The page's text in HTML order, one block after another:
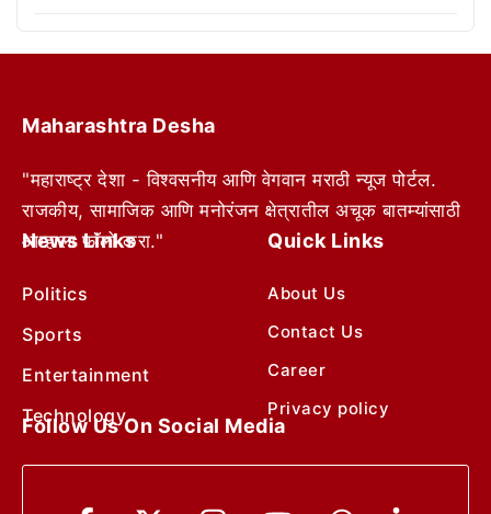
Maharashtra Desha
"महाराष्ट्र देशा - विश्वसनीय आणि वेगवान मराठी न्यूज पोर्टल.
राजकीय, सामाजिक आणि मनोरंजन क्षेत्रातील अचूक बातम्यांसाठी
आम्हाला फॉलो करा."
News Links
Politics
Sports
Entertainment
Technology
Quick Links
About Us
Contact Us
Career
Privacy policy
Follow Us On Social Media